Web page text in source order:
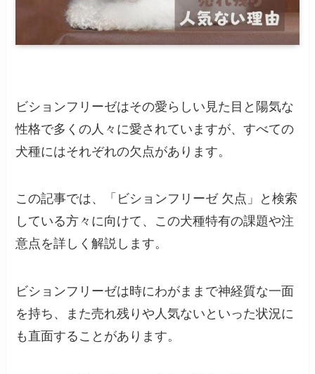
ビションフリーゼはその愛らしい見た目と陽気な
性格で多くの人々に愛されていますが、すべての
犬種にはそれぞれの欠点があります。
この記事では、「ビションフリーゼ 欠点」と検索
している方々に向けて、この犬種特有の課題や注
意点を詳しく解説します。
ビションフリーゼは時にわがままで神経質な一面
を持ち、また売れ残りや人気ないといった状況に
も直面することがあります。